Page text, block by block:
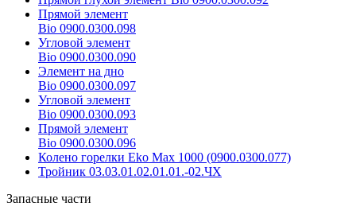
Прямой элемент
Bio 0900.0300.098
Угловой элемент
Bio 0900.0300.090
Элемент на дно
Bio 0900.0300.097
Угловой элемент
Bio 0900.0300.093
Прямой элемент
Bio 0900.0300.096
Колено горелки Eko Max 1000 (0900.0300.077)
Тройник 03.03.01.02.01.01.-02.ЧХ
Запасные части